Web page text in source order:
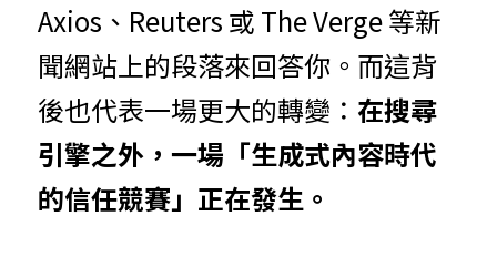
Axios、Reuters 或 The Verge 等新
聞網站上的段落來回答你。而這背
後也代表一場更大的轉變： 在搜尋
引擎之外，一場「生成式內容時代
的信任競賽」正在發生。